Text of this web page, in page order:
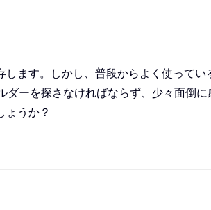
ます。しかし、普段からよく使ってい
ーを探さなければならず、少々面倒に
ょうか？